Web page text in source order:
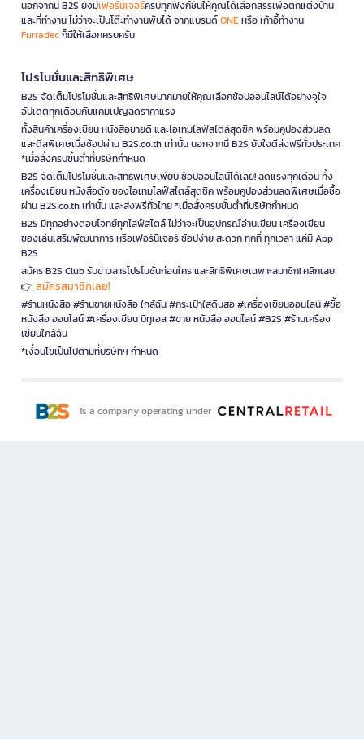
นอกจากนี้ B2S ยังมีเฟอร์นิเจอร์ครบทุกฟังก์ชันให้คุณได้เลือกสรรเพื่อตกแต่งบ้าน
และที่ทำงาน ไม่ว่าจะเป็นโต๊ะทำงานพับได้ จากแบรนด์ONEหรือ เก้าอี้ทำงาน
Furradecก็มีให้เลือกครบครัน
โปรโมชั่นและสิทธิพิเศษ
B2S จัดเต็มโปรโมชั่นและสิทธิพิเศษมากมายให้คุณเลือกช้อปออนไลน์ได้อย่างจุใจ
อัปเดตทุกเดือนกับแคมเปญลดราคาแรง
ทั้งสินค้าเครื่องเขียน หนังสือขายดี และไอเทมไลฟ์สไตล์สุดชิค พร้อมคูปองส่วนลด
และดีลพิเศษเมื่อช้อปผ่าน B2S.co.th เท่านั้น นอกจากนี้ B2S ยังใจดีส่งฟรีทั่วประเทศ
*เมื่อสั่งครบขั้นต่ำที่บริษัทกำหนด
B2S จัดเต็มโปรโมชั่นและสิทธิพิเศษเพียบ ช้อปออนไลน์ได้เลย! ลดแรงทุกเดือน ทั้ง
เครื่องเขียน หนังสือดัง ของไอเทมไลฟ์สไตล์สุดชิค พร้อมคูปองส่วนลดพิเศษเมื่อซื้อ
ผ่าน B2S.co.th เท่านั้น และส่งฟรีทั่วไทย *เมื่อสั่งครบขั้นต่ำที่บริษัทกำหนด
B2S มีทุกอย่างตอบโจทย์ทุกไลฟ์สไตล์ ไม่ว่าจะเป็นอุปกรณ์อ่านเขียน เครื่องเขียน
ของเล่นเสริมพัฒนาการ หรือเฟอร์นิเจอร์ ช้อปง่าย สะดวก ทุกที่ ทุกเวลา แค่มี App
B2S
สมัคร B2S Club รับข่าวสารโปรโมชั่นก่อนใคร และสิทธิพิเศษเฉพาะสมาชิก! คลิกเลย
👉 สมัครสมาชิกเลย!
#ร้านหนังสือ #ร้านขายหนังสือ ใกล้ฉัน #กระเป๋าใส่ดินสอ #เครื่องเขียนออนไลน์ #ซื้อ
หนังสือ ออนไลน์ #เครื่องเขียน บีทูเอส #ขาย หนังสือ ออนไลน์ #B2S #ร้านเครื่อง
เขียนใกล้ฉัน
*เงื่อนไขเป็นไปตามที่บริษัทฯ กำหนด
is a company operating under